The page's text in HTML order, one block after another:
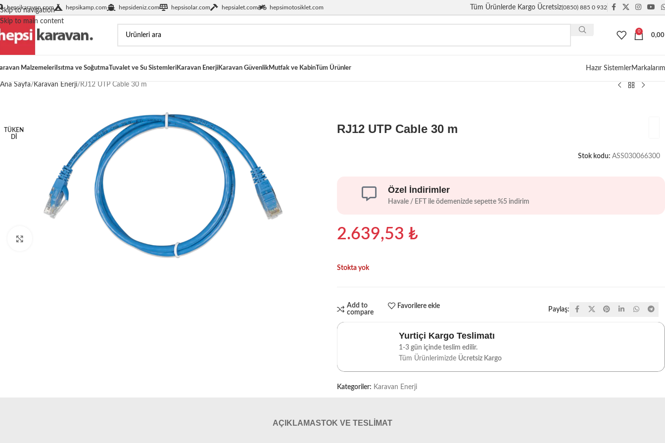
Skip to navigation
Skip to main content
hepsikaravan.com hepsikamp.com hepsideniz.com hepsisolar.com hepsialet.com hepsimotosiklet.com Tüm Ürünlerde Kargo Ücretsiz(0850) 885 0 932
0
Malzemeleri Isıtma ve SoğutmaTuvalet ve Su SistemleriKaravan EnerjiKaravan GüvenlikMutfak ve KabinTüm Ürünler Hazır Sistemler
Ana Sayfa Karavan Enerji RJ12 UTP Cable 30 m
TÜKEN
DI
RJ12 UTP Cable 30 m
Stok kodu: ASS030066300
Özel İndirimler
Havale / EFT ile ödemenizde sepette %5 indirim
2.639,53 ₺
Stokta yok
Add to
compare
Favorilere ekle
Paylaş:
Yurtiçi Kargo Teslimatı
1-3 gün içinde teslim edilir.
Tüm Ürünlerimizde Ücretsiz Kargo
Kategoriler: Karavan Enerji
AÇIKLAMASTOK VE TESLIMAT